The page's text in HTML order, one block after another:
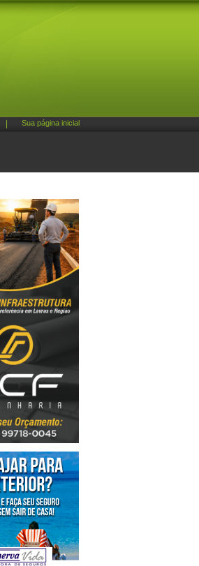
Sua página inicial